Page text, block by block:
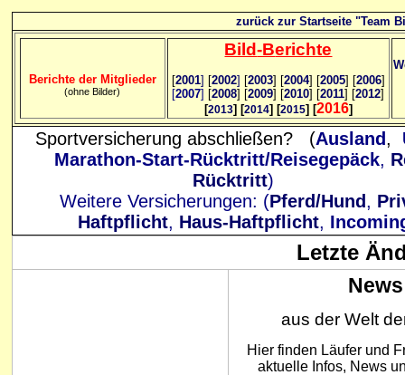
zurück zur Startseite "Team
Berichte der Mitglieder
(ohne Bilder)
Bild-Berichte
[2001] [2002] [2003] [2004] [2005] [2006]
[2007] [2008] [2009] [2010] [2011] [2012]
[2013] [2014] [2015] [2016]
Sportversicherung abschließen? (Ausland,
Marathon-Start-Rücktritt/Reisegepäck,
Rücktritt)
Weitere Versicherungen: (Pferd/Hund,
Haftpflicht, Haus-Haftpflicht,
Letzte
aus der Welt
Hier finden Läufer und
aktuelle Infos, News